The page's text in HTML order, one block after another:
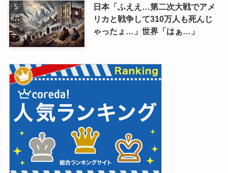
日本「ふええ…第二次大戦でアメ
リカと戦争して310万人も死んじ
ゃったょ…」世界「はぁ…」